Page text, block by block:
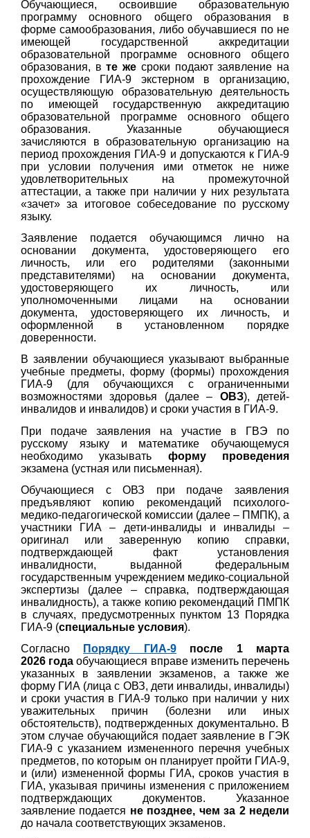
Обучающиеся, освоившие образовательную
программу основного общего образования в
форме самообразования, либо обучавшиеся по не
имеющей государственной аккредитации
образовательной программе основного общего
образования, вте же сроки подают заявление на
прохождение ГИА-9 экстерном в организацию,
осуществляющую образовательную деятельность
по имеющей государственную аккредитацию
образовательной программе основного общего
образования. Указанные обучающиеся
зачисляются в образовательную организацию на
период прохождения ГИА-9 и допускаются к ГИА-9
при условии получения ими отметок не ниже
удовлетворительных на промежуточной
аттестации, а также при наличии у них результата
«зачет» за итоговое собеседование по русскому
языку.
Заявление подается обучающимся лично на
основании документа, удостоверяющего его
личность, или его родителями (законными
представителями) на основании документа,
удостоверяющего их личность, или
уполномоченными лицами на основании
документа, удостоверяющего их личность, и
оформленной в установленном порядке
доверенности.
В заявлении обучающиеся указывают выбранные
учебные предметы, форму (формы) прохождения
ГИА-9 (для обучающихся с ограниченными
возможностями здоровья (далее – ОВЗ), детей-
инвалидов и инвалидов) и сроки участия в ГИА-9.
При подаче заявления на участие в ГВЭ по
русскому языку и математике обучающемуся
необходимо указывать форму проведения
экзамена (устная или письменная).
Обучающиеся с ОВЗ при подаче заявления
предъявляют копию рекомендаций психолого-
медико-педагогической комиссии (далее – ПМПК), а
участники ГИА – дети-инвалиды и инвалиды –
оригинал или заверенную копию справки,
подтверждающей факт установления
инвалидности, выданной федеральным
государственным учреждением медико-социальной
экспертизы (далее – справка, подтверждающая
инвалидность), а также копию рекомендаций ПМПК
в случаях, предусмотренных пунктом 13 Порядка
ГИА-9 (специальные условия).
Согласно
Порядку ГИА-9
после 1 марта
2026 года обучающиеся вправе изменить перечень
указанных в заявлении экзаменов, а также же
форму ГИА (лица с ОВЗ, дети инвалиды, инвалиды)
и сроки участия в ГИА-9 только при наличии у них
уважительных причин (болезни или иных
обстоятельств), подтвержденных документально. В
этом случае обучающийся подает заявление в ГЭК
ГИА-9 с указанием измененного перечня учебных
предметов, по которым он планирует пройти ГИА-9,
и (или) измененной формы ГИА, сроков участия в
ГИА, указывая причины изменения с приложением
подтверждающих документов. Указанное
заявление подается не позднее, чем за 2 недели
до начала соответствующих экзаменов.